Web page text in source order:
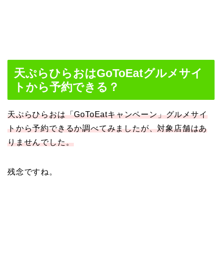
天ぷらひらおはGoToEatグルメサイ
トから予約できる？
天ぷらひらおは「GoToEatキャンペーン」グルメサイ
トから予約できるか調べてみましたが、対象店舗はあ
りませんでした。
残念ですね。